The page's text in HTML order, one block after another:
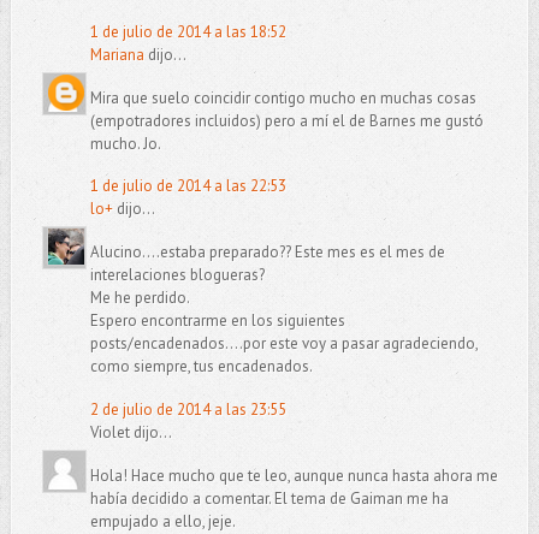
1 de julio de 2014 a las 18:52
Mariana dijo...
Mira que suelo coincidir contigo mucho en muchas cosas
(empotradores incluidos) pero a mí el de Barnes me gustó
mucho. Jo.
1 de julio de 2014 a las 22:53
lo+dijo...
Alucino....estaba preparado?? Este mes es el mes de
interelaciones blogueras?
Me he perdido.
Espero encontrarme en los siguientes
posts/encadenados....por este voy a pasar agradeciendo,
como siempre, tus encadenados.
2 de julio de 2014 a las 23:55
Violet dijo...
Hola! Hace mucho que te leo, aunque nunca hasta ahora me
había decidido a comentar. El tema de Gaiman me ha
empujado a ello, jeje.